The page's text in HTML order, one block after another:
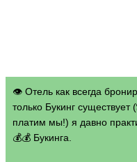
👁 Отель как всегда
только Букинг существует
платим мы!) я давно
💰💰 Букинга.